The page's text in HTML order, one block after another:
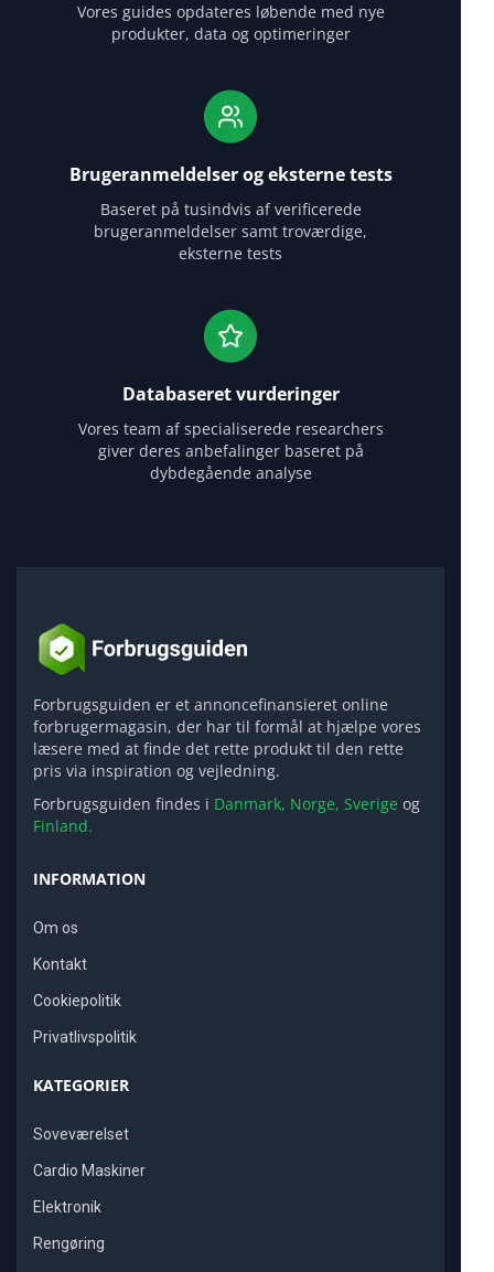
Vores guides opdateres løbende med nye
produkter, data og optimeringer
Brugeranmeldelser og eksterne tests
Baseret på tusindvis af verificerede
brugeranmeldelser samt troværdige,
eksterne tests
Databaseret vurderinger
Vores team af specialiserede researchers
giver deres anbefalinger baseret på
dybdegående analyse
Forbrugsguiden er et annoncefinansieret online
forbrugermagasin, der har til formål at hjælpe vores
læsere med at finde det rette produkt til den rette
pris via inspiration og vejledning.
Forbrugsguiden findes i Danmark, Norge, Sverige og
Finland.
INFORMATION
Om os
Kontakt
Cookiepolitik
Privatlivspolitik
KATEGORIER
Soveværelset
Cardio Maskiner
Elektronik
Rengøring